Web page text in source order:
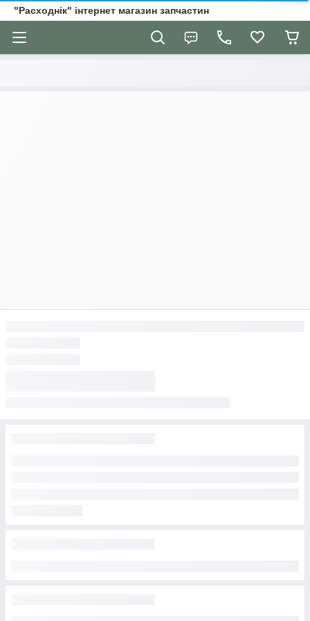
"Расходнік" інтернет магазин запчастин